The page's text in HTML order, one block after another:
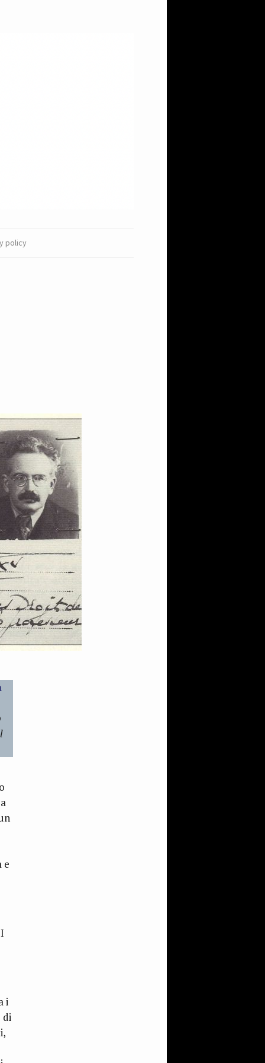
policy
e
i
di